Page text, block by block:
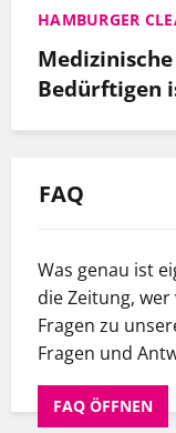
HAMBURGER
Bedürftigen
FAQ
Was genau ist
die Zeitung,
Fragen zu
Fragen und
FAQ ÖFFNEN